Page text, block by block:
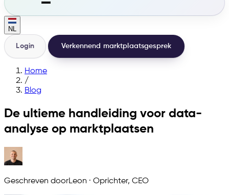
NL
Login Verkennend marktplaatsgesprek
Home
/
Blog
De ultieme handleiding voor data-
analyse op marktplaatsen
Geschreven doorLeon · Oprichter, CEO